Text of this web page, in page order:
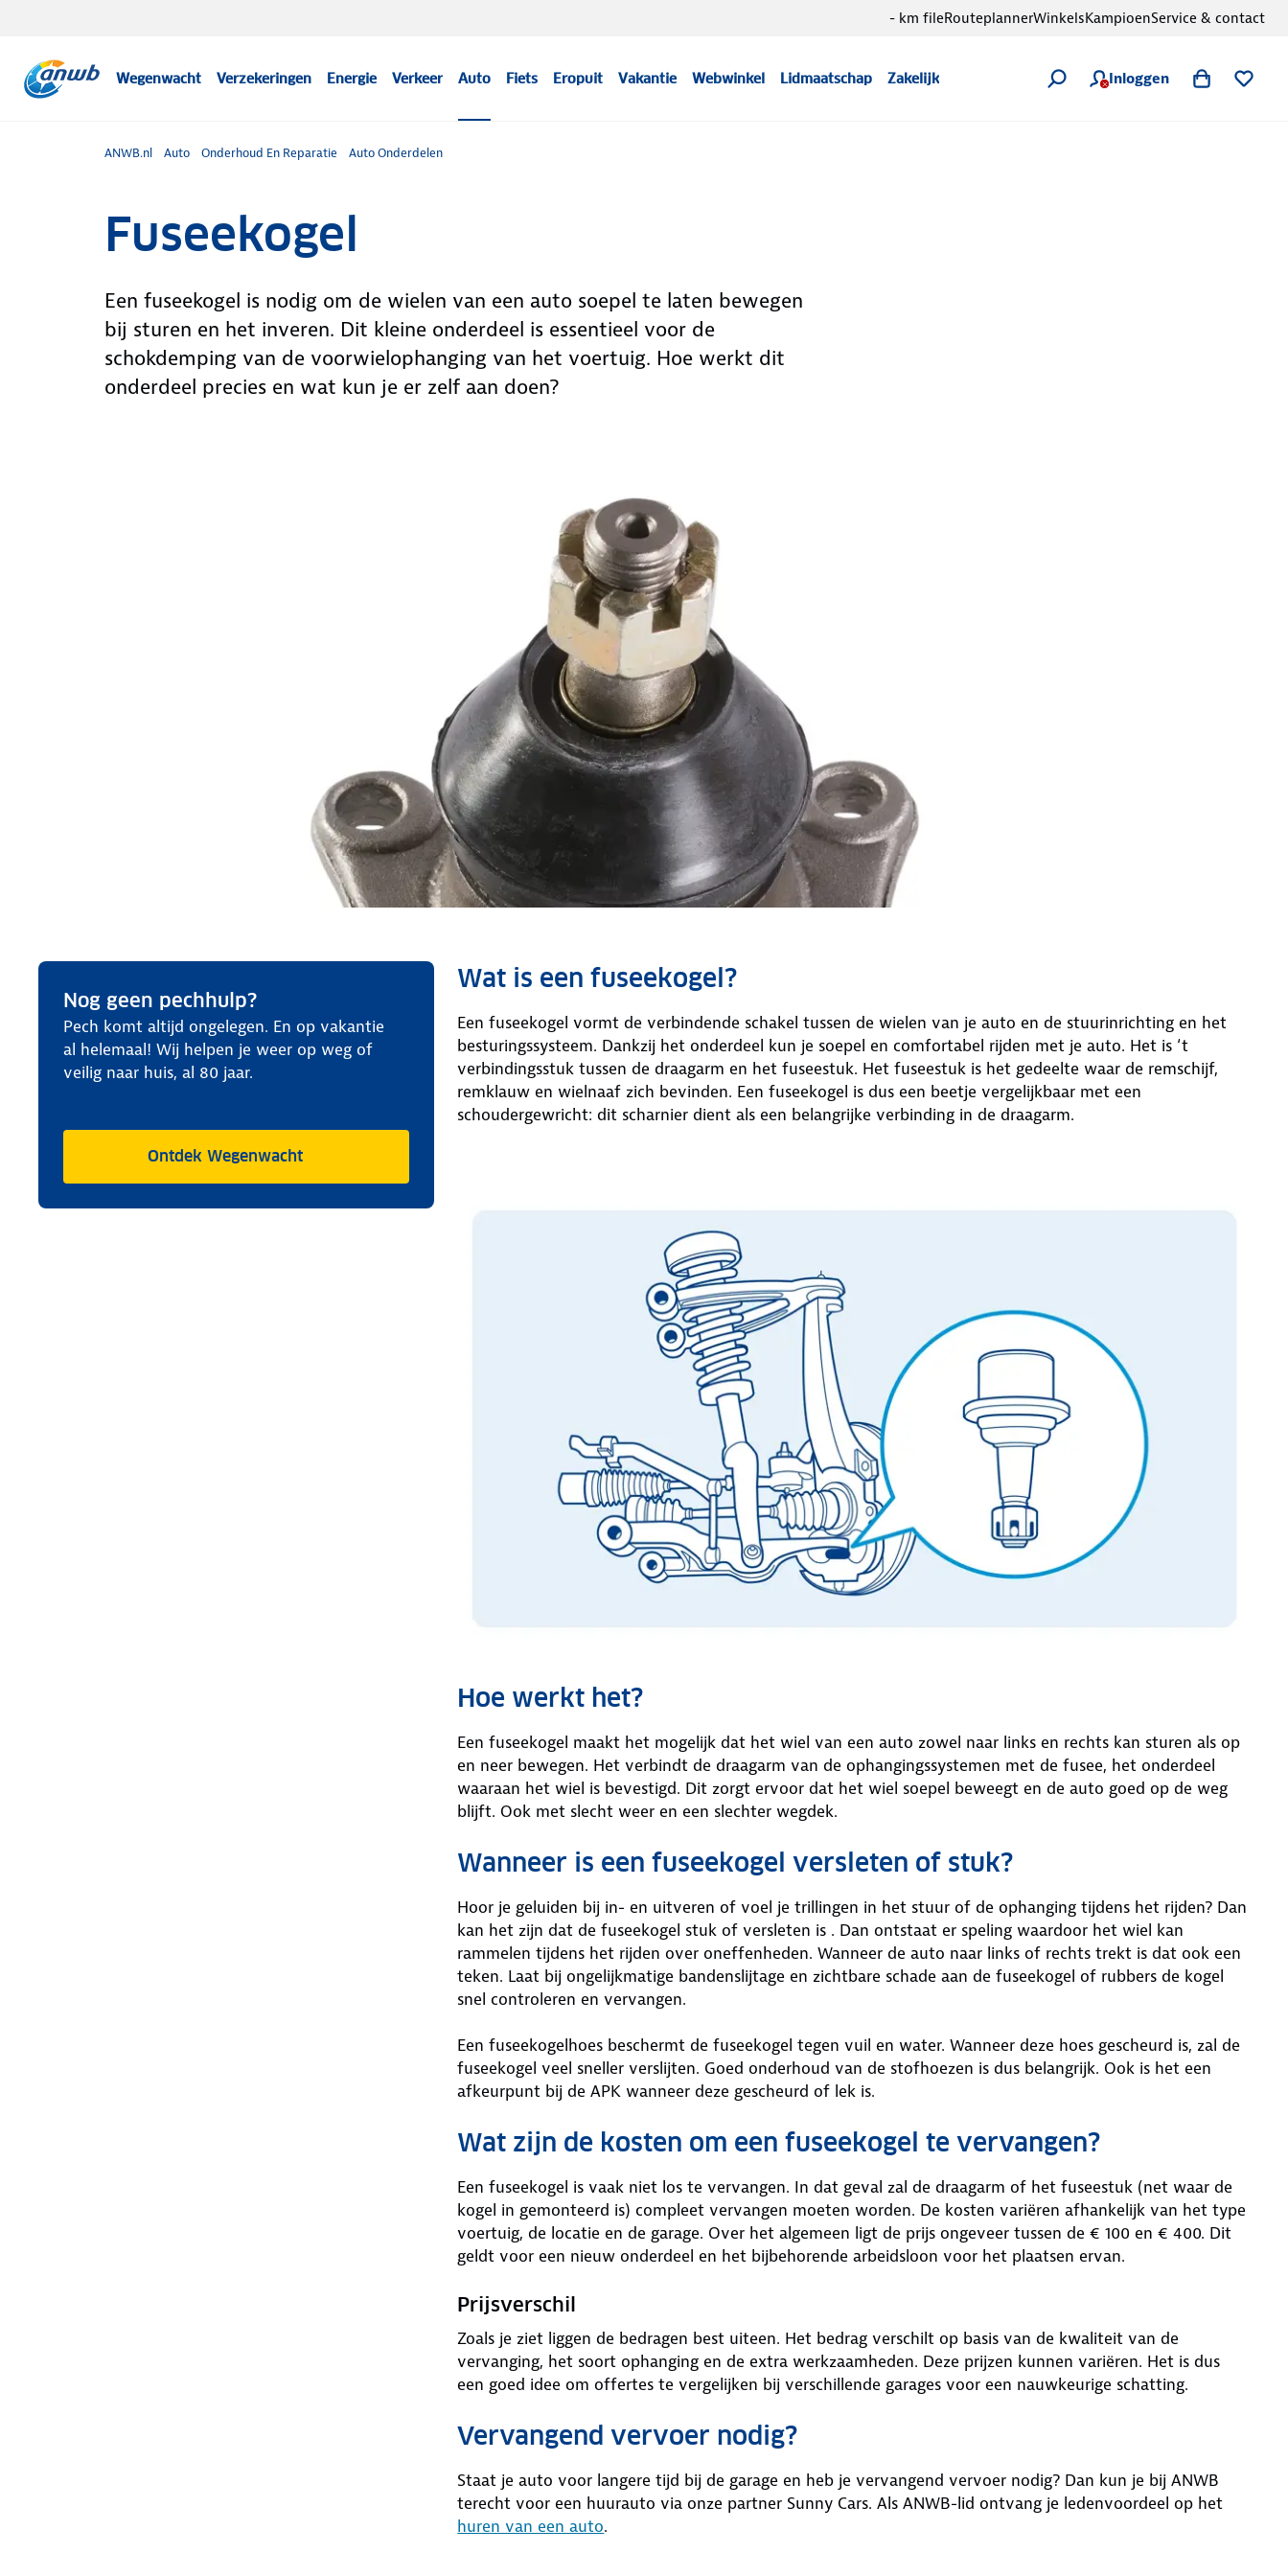
Wegenwacht Verzekeringen Energie Verkeer Auto Fiets Eropuit Vakantie Webwinkel Lidmaatschap Zakelijk Inloggen
- km fileRouteplannerWinkelsKampioenService & contact
ANWB.nl Auto Onderhoud En Reparatie Auto Onderdelen
Fuseekogel
Een fuseekogel is nodig om de wielen van een auto soepel te laten bewegen
bij sturen en het inveren. Dit kleine onderdeel is essentieel voor de
schokdemping van de voorwielophanging van het voertuig. Hoe werkt dit
onderdeel precies en wat kun je er zelf aan doen?
Nog geen pechhulp?
Pech komt altijd ongelegen. En op vakantie
al helemaal! Wij helpen je weer op weg of
veilig naar huis, al 80 jaar.
Ontdek Wegenwacht
Wat is een fuseekogel?
Een fuseekogel vormt de verbindende schakel tussen de wielen van je auto en de stuurinrichting en het
besturingssysteem. Dankzij het onderdeel kun je soepel en comfortabel rijden met je auto. Het is ‘t
verbindingsstuk tussen de draagarm en het fuseestuk. Het fuseestuk is het gedeelte waar de remschijf,
remklauw en wielnaaf zich bevinden. Een fuseekogel is dus een beetje vergelijkbaar met een
schoudergewricht: dit scharnier dient als een belangrijke verbinding in de draagarm.
Hoe werkt het?
Een fuseekogel maakt het mogelijk dat het wiel van een auto zowel naar links en rechts kan sturen als op
en neer bewegen. Het verbindt de draagarm van de ophangingssystemen met de fusee, het onderdeel
waaraan het wiel is bevestigd. Dit zorgt ervoor dat het wiel soepel beweegt en de auto goed op de weg
blijft. Ook met slecht weer en een slechter wegdek.
Wanneer is een fuseekogel versleten of stuk?
Hoor je geluiden bij in- en uitveren of voel je trillingen in het stuur of de ophanging tijdens het rijden? Dan
kan het zijn dat de fuseekogel stuk of versleten is . Dan ontstaat er speling waardoor het wiel kan
rammelen tijdens het rijden over oneffenheden. Wanneer de auto naar links of rechts trekt is dat ook een
teken. Laat bij ongelijkmatige bandenslijtage en zichtbare schade aan de fuseekogel of rubbers de kogel
snel controleren en vervangen.
Een fuseekogelhoes beschermt de fuseekogel tegen vuil en water. Wanneer deze hoes gescheurd is, zal de
fuseekogel veel sneller verslijten. Goed onderhoud van de stofhoezen is dus belangrijk. Ook is het een
afkeurpunt bij de APK wanneer deze gescheurd of lek is.
Wat zijn de kosten om een fuseekogel te vervangen?
Een fuseekogel is vaak niet los te vervangen. In dat geval zal de draagarm of het fuseestuk (net waar de
kogel in gemonteerd is) compleet vervangen moeten worden. De kosten variëren afhankelijk van het type
voertuig, de locatie en de garage. Over het algemeen ligt de prijs ongeveer tussen de € 100 en € 400. Dit
geldt voor een nieuw onderdeel en het bijbehorende arbeidsloon voor het plaatsen ervan.
Prijsverschil
Zoals je ziet liggen de bedragen best uiteen. Het bedrag verschilt op basis van de kwaliteit van de
vervanging, het soort ophanging en de extra werkzaamheden. Deze prijzen kunnen variëren. Het is dus
een goed idee om offertes te vergelijken bij verschillende garages voor een nauwkeurige schatting.
Vervangend vervoer nodig?
Staat je auto voor langere tijd bij de garage en heb je vervangend vervoer nodig? Dan kun je bij ANWB
terecht voor een huurauto via onze partner Sunny Cars. Als ANWB-lid ontvang je ledenvoordeel op het
huren van een auto.